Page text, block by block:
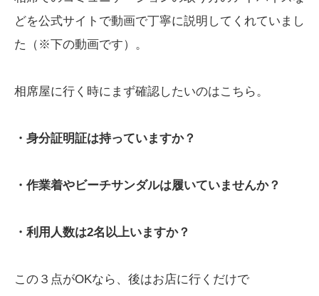
どを公式サイトで動画で丁寧に説明してくれていまし
た（※下の動画です）。
相席屋に行く時にまず確認したいのはこちら。
・身分証明証は持っていますか？
・作業着やビーチサンダルは履いていませんか？
・利用人数は2名以上いますか？
この３点がOKなら、後はお店に行くだけで